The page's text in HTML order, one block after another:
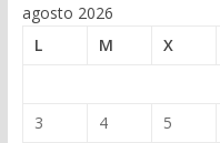
agosto 2026
L
M X
3
4 5